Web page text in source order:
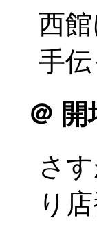
西
手
＠ 開
さ
り店